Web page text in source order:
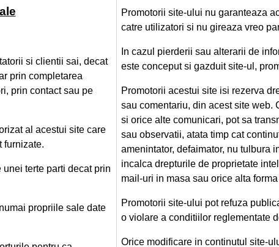
si clientii sai, decat
prin completarea
prin contact sau pe
al acestui site care
furnizate.
terte parti decat prin
propriile sale date
Promotorii site-ului nu garanteaza
catre utilizatori si nu gireaza vreo
In cazul pierderii sau alterarii de
este conceput si gazduit site-ul,
Promotorii acestui site isi rezerva
sau comentariu, din acest site web.
si orice alte comunicari, pot sa
sau observatii, atata timp cat
amenintator, defaimator, nu tulbura
incalca drepturile de proprietate
mail-uri in masa sau orice alta
Promotorii site-ului pot refuza
o violare a conditiilor reglementate
Orice modificare in continutul site-